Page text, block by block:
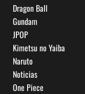
Dragon Ball
Gundam
JPOP
Kimetsu no Yaiba
Naruto
Noticias
One Piece